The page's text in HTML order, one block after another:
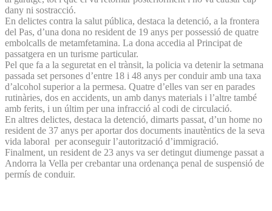
dany ni sostracció.
En delictes contra la salut pública, destaca la detenció, a la frontera
del Pas, d’una dona no resident de 19 anys per possessió de quatre
embolcalls de metamfetamina. La dona accedia al Principat de
passatgera en un turisme particular.
Pel que fa a la seguretat en el trànsit, la policia va detenir la setmana
passada set persones d’entre 18 i 48 anys per conduir amb una taxa
d’alcohol superior a la permesa. Quatre d’elles van ser en parades
rutinàries, dos en accidents, un amb danys materials i l’altre també
amb ferits, i un últim per una infracció al codi de circulació.
En altres delictes, destaca la detenció, dimarts passat, d’un home no
resident de 37 anys per aportar dos documents inautèntics de la seva
vida laboral per aconseguir l’autorització d’immigració.
Finalment, un resident de 23 anys va ser detingut diumenge passat a
Andorra la Vella per crebantar una ordenança penal de suspensió de
permís de conduir.